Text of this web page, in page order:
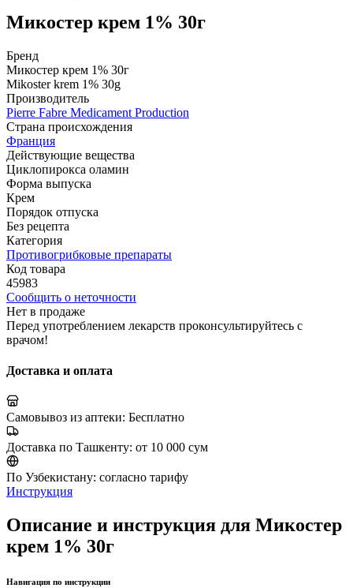
Микостер крем 1% 30г
Бренд
Микостер крем 1% 30г
Mikoster krem 1% 30g
Производитель
Pierre Fabre Medicament Production
Страна происхождения
Франция
Действующие вещества
Циклопирокса оламин
Форма выпуска
Крем
Порядок отпуска
Без рецепта
Категория
Противогрибковые препараты
Код товара
45983
Сообщить о неточности
Нет в продаже
Перед употреблением лекарств проконсультируйтесь с
врачом!
Доставка и оплата
Самовывоз из аптеки: Бесплатно
Доставка по Ташкенту: от 10 000 сум
По Узбекистану: согласно тарифу
Инструкция
Описание и инструкция для Микостер
крем 1% 30г
Навигация по инструкции